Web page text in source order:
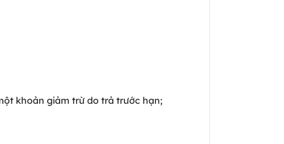
khoản giảm trừ do trả trước hạn;